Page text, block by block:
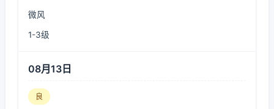
微风
1-3级
08月13日
良